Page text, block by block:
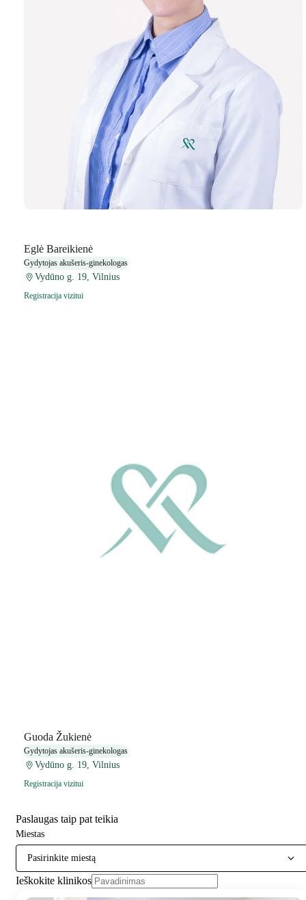
Eglė Bareikienė
Gydytojas akušeris-ginekologas
Vydūno g. 19, Vilnius
Registracija vizitui
Guoda Žukienė
Gydytojas akušeris-ginekologas
Vydūno g. 19, Vilnius
Registracija vizitui
Paslaugas taip pat teikia
Miestas
Pasirinkite miestą
Ieškokite klinikos